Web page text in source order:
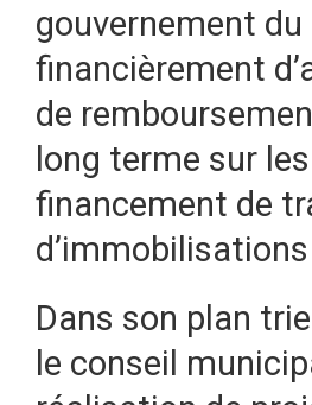
gouvernement
financièrement
de
long terme sur
financement de
Dans son plan
le conseil